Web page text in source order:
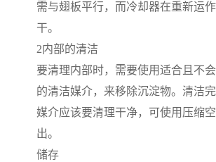
需与翅板平行，而冷却器在重新运
干。
2内部的清洁
要清理内部时，需要使用适合且不
的清洁媒介，来移除沉淀物。清洁
媒介应该要清理干净，可使用压缩
出。
储存